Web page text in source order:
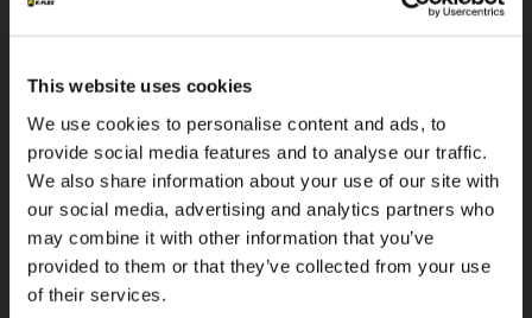
This website uses cookies
We use cookies to personalise content and ads, to
provide social media features and to analyse our traffic.
We also share information about your use of our site with
our social media, advertising and analytics partners who
may combine it with other information that you’ve
provided to them or that they’ve collected from your use
of their services.
realizzati grazie a tecnologie innovative e
1